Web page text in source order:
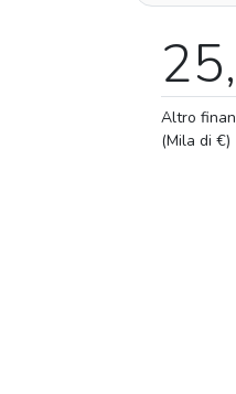
Altro
(Mila di €)